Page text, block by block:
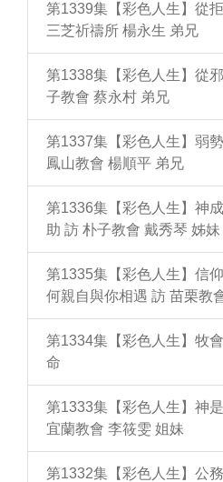
第1339集【彩色人生】從
三芝祈禱所 楊永生 弟兄
第1338集【彩色人生】從
子教會 蔡永村 弟兄
第1337集【彩色人生】弱
鳳山教會 楊順平 弟兄
第1336集【彩色人生】神
助 訪 朴子教會 戴秀琴 姊妹
第1335集【彩色人生】信
何親自與你相遇 訪 苗栗教
第1334集【彩色人生】牧
命
第1333集【彩色人生】神
宜蘭教會 李筱雯 姐妹
第1332集【彩色人生】公